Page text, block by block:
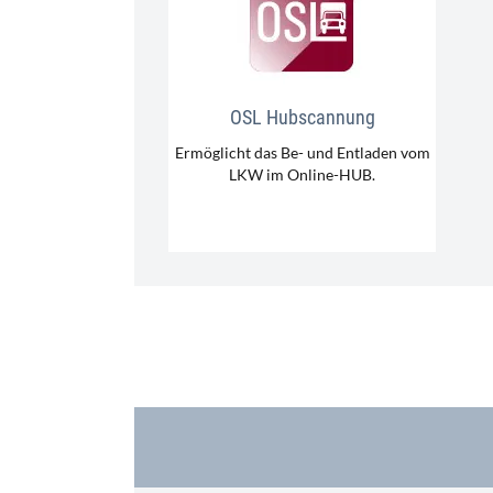
OSL Hubscannung
Ermöglicht das Be- und Entladen vom
LKW im Online-HUB.